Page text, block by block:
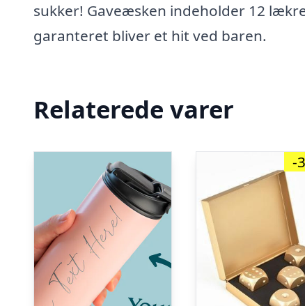
sukker! Gaveæsken indeholder 12
garanteret bliver et hit ved baren.
Relaterede varer
-